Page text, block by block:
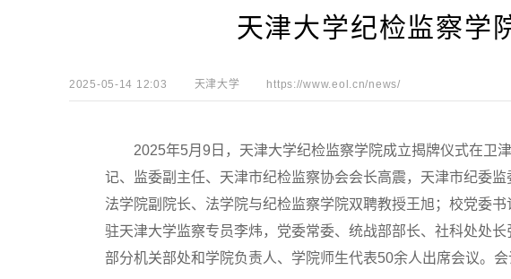
天津大学纪检监察学
2025-05-14 12:03 天津大学 https://www.eol.cn/news/
2025年5月9日，天津大学纪检监察学院成立揭牌仪式在卫
记、监委副主任、天津市纪检监察协会会长高震，天津市纪委
法学院副院长、法学院与纪检监察学院双聘教授王旭；校党委
驻天津大学监察专员李炜，党委常委、统战部部长、社科处处
部分机关部处和学院负责人、学院师生代表50余人出席会议。会